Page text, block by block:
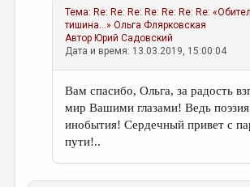
Тема: Re: Re: Re: Re: Re: Re: Re:
тишина...» Ольга Флярковская
Автор Юрий Садовский
Дата и время: 13.03.2019, 15:00:04
Вам спасибо, Ольга, за радость
мир Вашими глазами! Ведь
инобытия! Сердечный привет с
пути!..